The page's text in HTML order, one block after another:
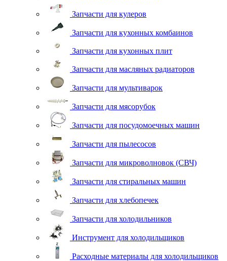
Запчасти для кулеров
Запчасти для кухонных комбаинов
Запчасти для кухонных плит
Запчасти для масляных радиаторов
Запчасти для мультиварок
Запчасти для мясорубок
Запчасти для посудомоечных машин
Запчасти для пылесосов
Запчасти для микроволновок (СВЧ)
Запчасти для стиральных машин
Запчасти для хлебопечек
Запчасти для холодильников
Инструмент для холодильщиков
Расходные материалы для холодильщиков